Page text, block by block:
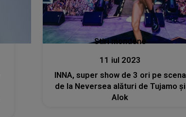
Stiri mondene
11 iul 2023
INNA, super show de 3 ori pe scena
de la Neversea alături de Tujamo și
Alok